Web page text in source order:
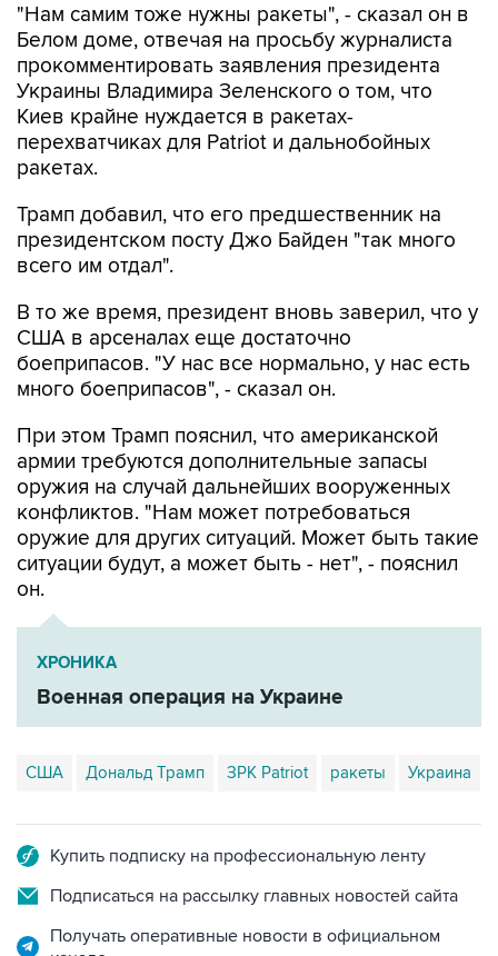
"Нам самим тоже нужны ракеты", - сказал он в
Белом доме, отвечая на просьбу журналиста
прокомментировать заявления президента
Украины Владимира Зеленского о том, что
Киев крайне нуждается в ракетах-
перехватчиках для Patriot и дальнобойных
ракетах.
Трамп добавил, что его предшественник на
президентском посту Джо Байден "так много
всего им отдал".
В то же время, президент вновь заверил, что у
США в арсеналах еще достаточно
боеприпасов. "У нас все нормально, у нас есть
много боеприпасов", - сказал он.
При этом Трамп пояснил, что американской
армии требуются дополнительные запасы
оружия на случай дальнейших вооруженных
конфликтов. "Нам может потребоваться
оружие для других ситуаций. Может быть такие
ситуации будут, а может быть - нет", - пояснил
он.
ХРОНИКА
Военная операция на Украине
США Дональд Трамп ЗРК Patriot ракеты Украина
Купить подписку на профессиональную ленту
Подписаться на рассылку главных новостей сайта
Получать оперативные новости в официальном